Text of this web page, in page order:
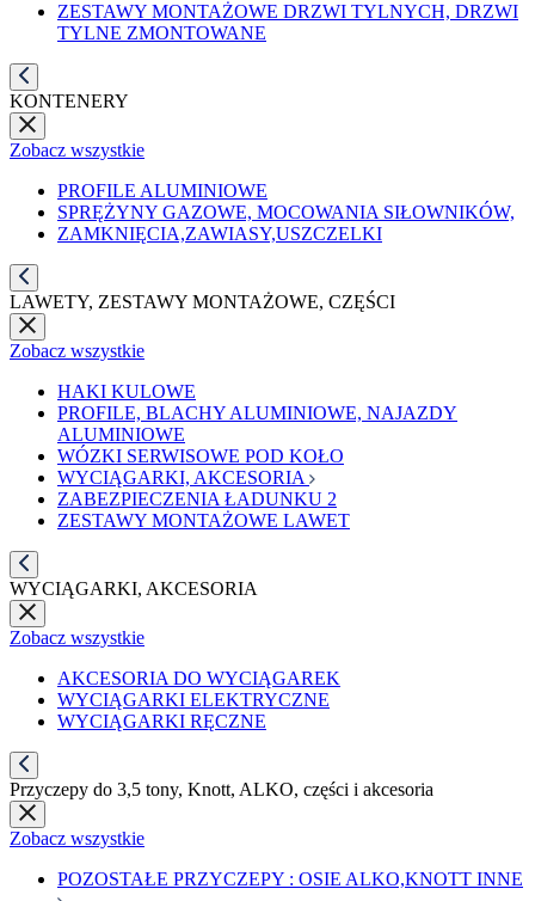
ZESTAWY MONTAŻOWE DRZWI TYLNYCH, DRZWI
TYLNE ZMONTOWANE
KONTENERY
Zobacz wszystkie
PROFILE ALUMINIOWE
SPRĘŻYNY GAZOWE, MOCOWANIA SIŁOWNIKÓW,
ZAMKNIĘCIA,ZAWIASY,USZCZELKI
LAWETY, ZESTAWY MONTAŻOWE, CZĘŚCI
Zobacz wszystkie
HAKI KULOWE
PROFILE, BLACHY ALUMINIOWE, NAJAZDY
ALUMINIOWE
WÓZKI SERWISOWE POD KOŁO
WYCIĄGARKI, AKCESORIA
ZABEZPIECZENIA ŁADUNKU 2
ZESTAWY MONTAŻOWE LAWET
WYCIĄGARKI, AKCESORIA
Zobacz wszystkie
AKCESORIA DO WYCIĄGAREK
WYCIĄGARKI ELEKTRYCZNE
WYCIĄGARKI RĘCZNE
Przyczepy do 3,5 tony, Knott, ALKO, części i akcesoria
Zobacz wszystkie
POZOSTAŁE PRZYCZEPY : OSIE ALKO,KNOTT INNE